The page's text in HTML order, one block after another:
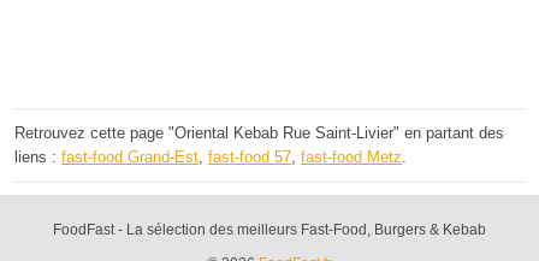
Retrouvez cette page "Oriental Kebab Rue Saint-Livier" en partant des
liens : fast-food Grand-Est fast-food 57 fast-food Metz
FoodFast - La sélection des meilleurs Fast-Food, Burgers & Kebab